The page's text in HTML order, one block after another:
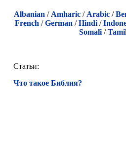
Albanian / Amharic / Arabic /
French /German /Hindi /
Somali/
Статьи:
Что такое Библия?